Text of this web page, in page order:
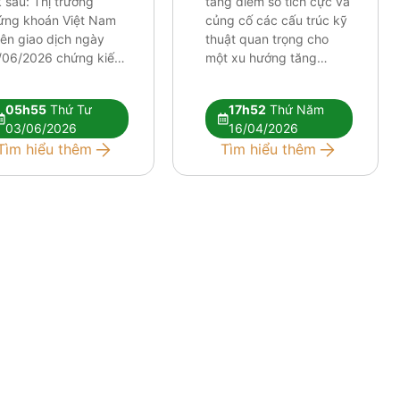
khoán Việt Nam
giao dịch ngày
2026 chứng kiến
tiêu cực đang
xuất hiện rõ nét hơn,
hỏi nhà đầu tư phải
05h55Thứ Tư
03/06/2026
hiểu thêm
củng cố các cấu trúc kỹ
thuật quan trọng cho
một xu hướng tăng
những cột mốc định hình
xu hướng khá lạc quan,
tâm lý thị trường nhìn
17h52 Thứ Năm
16/04/2026
Tìm hiểu thêm